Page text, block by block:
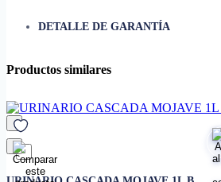
• Modelo MG FERRY
• Categoría Baños
brillo
• Presión máxima de trabajo
DETALLE DE GARANTÍA
Productos similares
favorito